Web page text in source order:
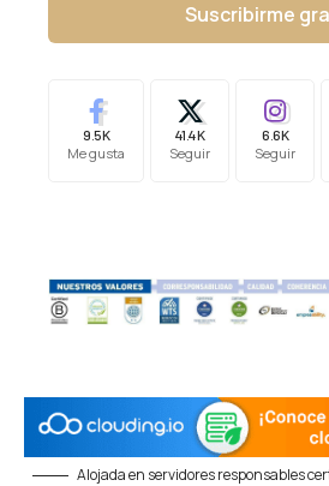
Suscribirme
9.5K
Me gusta
41.4K
Seguir
6.6K
Seguir
Alojada en servidores responsables